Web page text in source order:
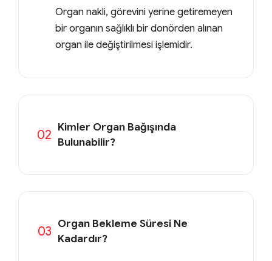
Organ nakli, görevini yerine getiremeyen
bir organın sağlıklı bir donörden alınan
organ ile değiştirilmesi işlemidir.
02 Kimler Organ Bağışında
Bulunabilir?
03 Organ Bekleme Süresi Ne
Kadardır?